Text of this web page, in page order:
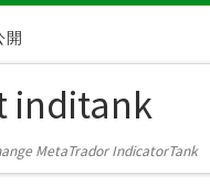
開
inditank
MetaTrador IndicatorTank